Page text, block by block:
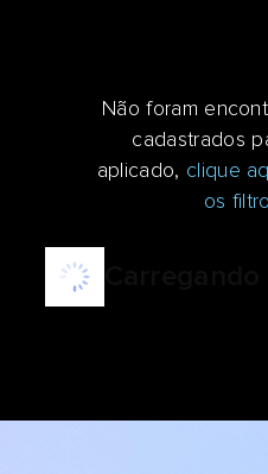
Não foram
cadastrados
aplicado, clique
os